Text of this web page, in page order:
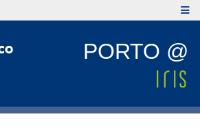
PORTO @